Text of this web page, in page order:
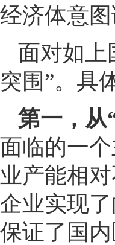
经济体意
面对如上
突围”。具
第一，从
面临的一
业产能相
企业实现
保证了国